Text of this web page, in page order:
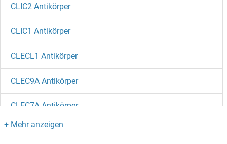
CLIC2 Antikörper
CLIC1 Antikörper
CLECL1 Antikörper
CLEC9A Antikörper
CLEC7A Antikörper
CLEC5A Antikörper